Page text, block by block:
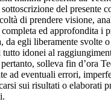
del presente
di prendere visione,
ed approfondita i
da egli liberamente svolte
tutto idonei al
solleva fin d’ora
ad eventuali errori,
sui risultati o elaborati